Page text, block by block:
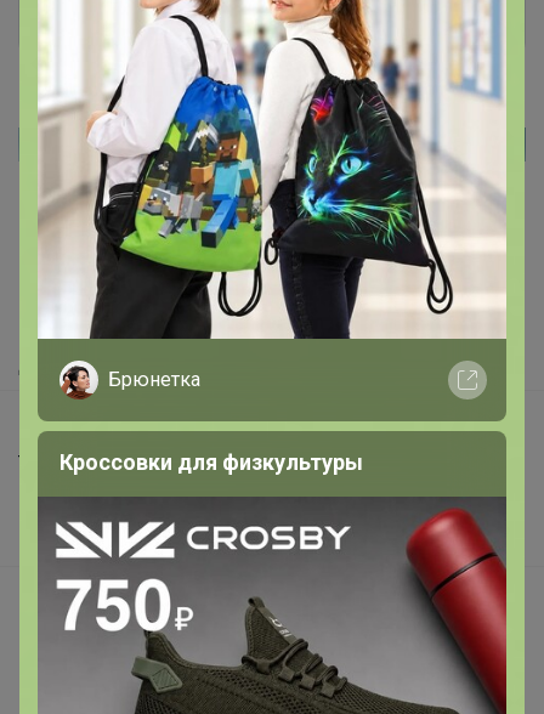
Как здесь все устроено?
Как сделать заказ?
Как получить?
Доставка
Шоурумы
Торговые марки
Наша команда
В наличии
Подарочные сертификаты
Реклама на сайте
Поставщикам
Брюнетка
Кроссовки для физкультуры